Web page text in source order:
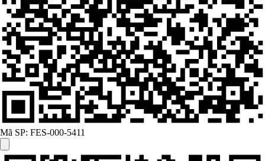
Mã SP: FES-000-5411